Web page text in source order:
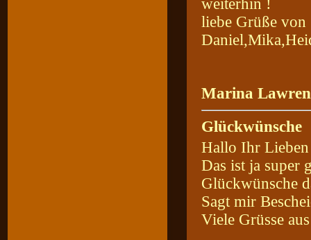
weiterhin !
liebe Grüße von
Marina
Glückwünsche
Hallo Ihr
Das ist ja super
Glückwünsche
Sagt mir
Viele Grüsse